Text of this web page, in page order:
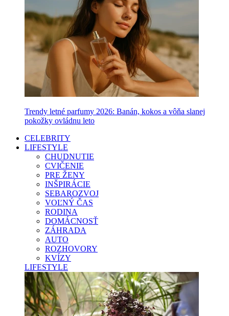
Trendy letné parfumy 2026: Banán, kokos a vôňa slanej
pokožky ovládnu leto
CELEBRITY
LIFESTYLE
CHUDNUTIE
CVIČENIE
PRE ŽENY
INŠPIRÁCIE
SEBAROZVOJ
VOĽNÝ ČAS
RODINA
DOMÁCNOSŤ
ZÁHRADA
AUTO
ROZHOVORY
KVÍZY
LIFESTYLE